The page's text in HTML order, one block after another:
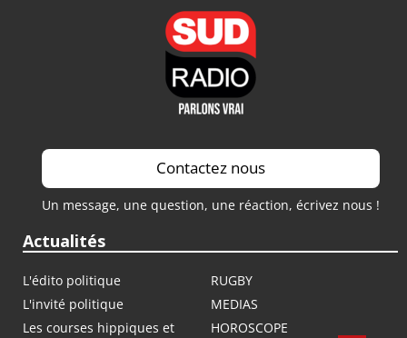
Contactez nous
Un message, une question, une réaction, écrivez nous !
Actualités
L'édito politique
RUGBY
L'invité politique
MEDIAS
Les courses hippiques et
HOROSCOPE